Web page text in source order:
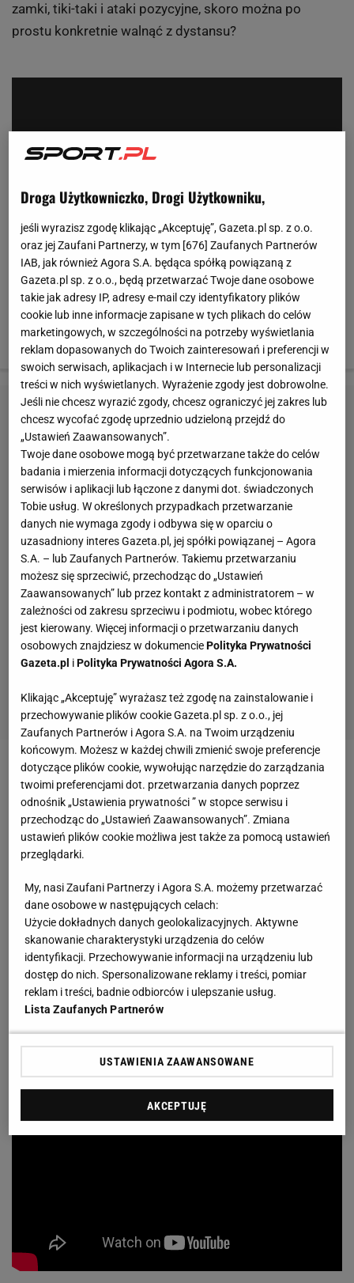
zamki, tiki-taki i ataki pozycyjne, skoro można po
prostu konkretnie walnąć z dystansu?
2 z 6
Donny van de Beek, Ajax vs AZ (drużyny
młodzieżowe)
Młodzieżówka Ajaxu wygrała z młodzieżówką AZ aż
gol (a raczej to, co do niego doprowadziło) Donny'ego
van de Beeka, który już zyskał sobie u kolegów
przydomek "Maradonny". Jak widać na poniższym
materiale wideo - najzupełniej słusznie:
Droga Użytkowniczko, Drogi Użytkowniku,
jeśli wyrazisz zgodę klikając „Akceptuję”, Gazeta.pl sp. z o.o.
oraz jej Zaufani Partnerzy, w tym [676] Zaufanych Partnerów
IAB, jak również Agora S.A. będąca spółką powiązaną z
Gazeta.pl sp. z o.o., będą przetwarzać Twoje dane osobowe
takie jak adresy IP, adresy e-mail czy identyfikatory plików
cookie lub inne informacje zapisane w tych plikach do celów
marketingowych, w szczególności na potrzeby wyświetlania
reklam dopasowanych do Twoich zainteresowań i preferencji w
swoich serwisach, aplikacjach i w Internecie lub personalizacji
treści w nich wyświetlanych. Wyrażenie zgody jest dobrowolne.
Jeśli nie chcesz wyrazić zgody, chcesz ograniczyć jej zakres lub
chcesz wycofać zgodę uprzednio udzieloną przejdź do
„Ustawień Zaawansowanych”.
Twoje dane osobowe mogą być przetwarzane także do celów
badania i mierzenia informacji dotyczących funkcjonowania
serwisów i aplikacji lub łączone z danymi dot. świadczonych
Tobie usług. W określonych przypadkach przetwarzanie
danych nie wymaga zgody i odbywa się w oparciu o
uzasadniony interes Gazeta.pl, jej spółki powiązanej – Agora
S.A. – lub Zaufanych Partnerów. Takiemu przetwarzaniu
możesz się sprzeciwić, przechodząc do „Ustawień
Zaawansowanych” lub przez kontakt z administratorem – w
zależności od zakresu sprzeciwu i podmiotu, wobec którego
jest kierowany. Więcej informacji o przetwarzaniu danych
osobowych znajdziesz w dokumenciePolityka Prywatności
Gazeta.pl iPolityka Prywatności Agora S.A.
Klikając „Akceptuję” wyrażasz też zgodę na zainstalowanie i
przechowywanie plików cookie Gazeta.pl sp. z o.o., jej
Zaufanych Partnerów i Agora S.A. na Twoim urządzeniu
końcowym. Możesz w każdej chwili zmienić swoje preferencje
dotyczące plików cookie, wywołując narzędzie do zarządzania
twoimi preferencjami dot. przetwarzania danych poprzez
odnośnik „Ustawienia prywatności ” w stopce serwisu i
przechodząc do „Ustawień Zaawansowanych”. Zmiana
ustawień plików cookie możliwa jest także za pomocą ustawień
przeglądarki.
My, nasi Zaufani Partnerzy i Agora S.A. możemy przetwarzać
dane osobowe w następujących celach:
Użycie dokładnych danych geolokalizacyjnych. Aktywne
skanowanie charakterystyki urządzenia do celów
identyfikacji. Przechowywanie informacji na urządzeniu lub
dostęp do nich. Spersonalizowane reklamy i treści, pomiar
reklam i treści, badnie odbiorców i ulepszanie usług.
Lista Zaufanych Partnerów
USTAWIENIA ZAAWANSOWANE
AKCEPTUJĘ